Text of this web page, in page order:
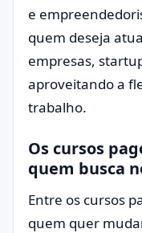
e
quem deseja
empresas,
aproveitando a
trabalho.
Os cursos
quem busca
Entre os cursos
quem quer